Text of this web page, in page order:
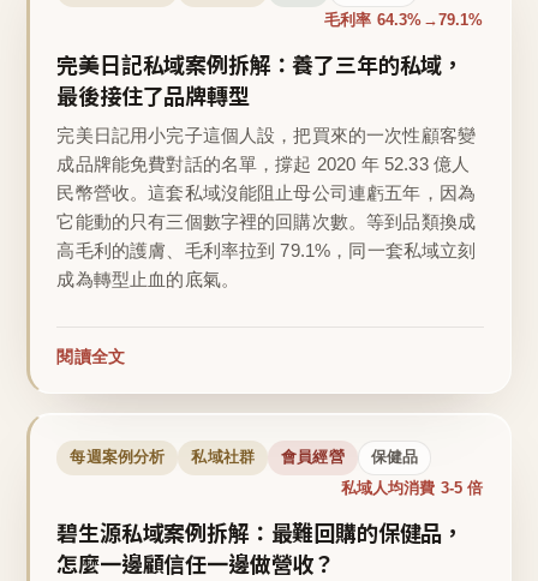
毛利率 64.3%→79.1%
完美日記私域案例拆解：養了三年的私域，
最後接住了品牌轉型
完美日記用小完子這個人設，把買來的一次性顧客變
成品牌能免費對話的名單，撐起 2020 年 52.33 億人
民幣營收。這套私域沒能阻止母公司連虧五年，因為
它能動的只有三個數字裡的回購次數。等到品類換成
高毛利的護膚、毛利率拉到 79.1%，同一套私域立刻
成為轉型止血的底氣。
閱讀全文
每週案例分析 私域社群 會員經營 保健品
私域人均消費 3-5 倍
碧生源私域案例拆解：最難回購的保健品，
怎麼一邊顧信任一邊做營收？